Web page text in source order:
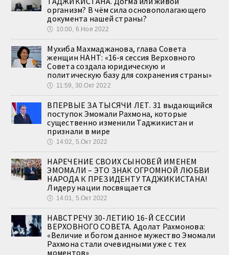
организм? В чём сила основополагающего
документа нашей страны?
🕔 10:00, 6.Ноя 2022
Мухиба Махмаджанова, глава Совета
женщин НАНТ: «16-я сессия Верховного
Совета создала юридическую и
политическую базу для сохранения страны»
🕔 11:59, 30.Окт 2022
ВПЕРВЫЕ ЗА ТЫСЯЧИ ЛЕТ. 31 выдающийся
поступок Эмомали Рахмона, которые
существенно изменили Таджикистан и
признали в мире
🕔 14:02, 5.Окт 2022
НАРЕЧЕНИЕ СВОИХ СЫНОВЕЙ ИМЕНЕМ
ЭМОМАЛИ – ЭТО ЗНАК ОГРОМНОЙ ЛЮБВИ
НАРОДА К ПРЕЗИДЕНТУ ТАДЖИКИСТАНА!
Лидеру нации посвящается
🕔 14:01, 5.Окт 2022
НАВСТРЕЧУ 30-ЛЕТИЮ 16-Й СЕССИИ
ВЕРХОВНОГО СОВЕТА. Адолат Рахмонова:
«Величие и богом данное мужество Эмомали
Рахмона стали очевидными уже с тех
моментов»